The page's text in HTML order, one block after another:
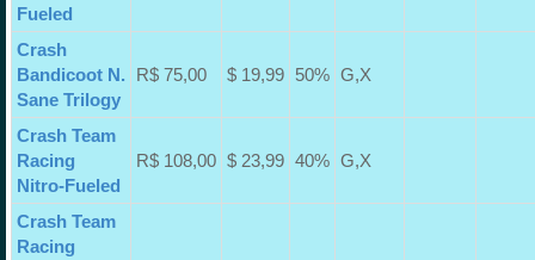
Fueled
Crash
Bandicoot N.
Sane Trilogy
R$ 75,00 $ 19,99 50% G,X
Crash Team
Racing
Nitro-Fueled
R$ 108,00 $ 23,99 40% G,X
Crash Team
Racing